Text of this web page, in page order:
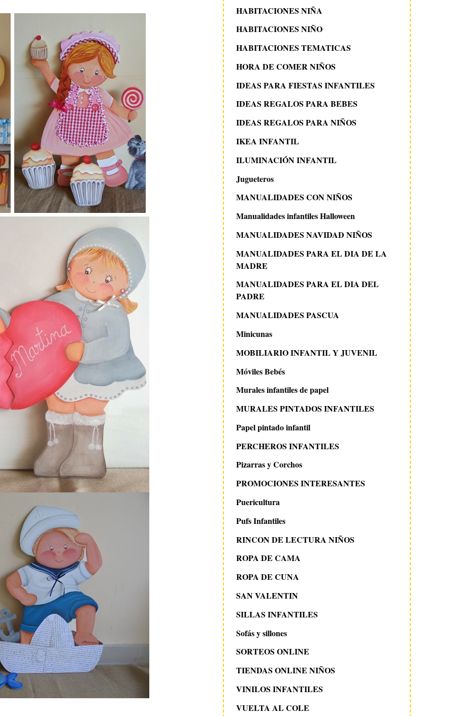
HABITACIONES NIÑA
HABITACIONES NIÑO
HABITACIONES TEMATICAS
HORA DE COMER NIÑOS
IDEAS PARA FIESTAS INFANTILES
IDEAS REGALOS PARA BEBES
IDEAS REGALOS PARA NIÑOS
IKEA INFANTIL
ILUMINACIÓN INFANTIL
Jugueteros
MANUALIDADES CON NIÑOS
Manualidades infantiles Halloween
MANUALIDADES NAVIDAD NIÑOS
MANUALIDADES PARA EL DIA DE LA
MADRE
MANUALIDADES PARA EL DIA DEL
PADRE
MANUALIDADES PASCUA
Minicunas
MOBILIARIO INFANTIL Y JUVENIL
Móviles Bebés
Murales infantiles de papel
MURALES PINTADOS INFANTILES
Papel pintado infantil
PERCHEROS INFANTILES
Pizarras y Corchos
PROMOCIONES INTERESANTES
Puericultura
Pufs Infantiles
RINCON DE LECTURA NIÑOS
ROPA DE CAMA
ROPA DE CUNA
SAN VALENTIN
SILLAS INFANTILES
Sofás y sillones
SORTEOS ONLINE
TIENDAS ONLINE NIÑOS
VINILOS INFANTILES
VUELTA AL COLE